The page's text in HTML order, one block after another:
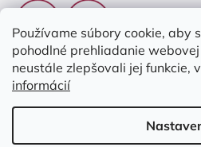
Používame súbory cookie, aby
pohodlné prehliadanie
neustále zlepšovali jej funkcie,
informácií